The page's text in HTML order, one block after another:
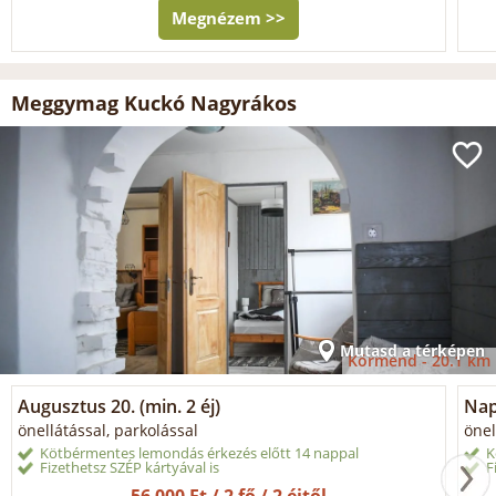
Megnézem >>
Meggymag Kuckó Nagyrákos
Mutasd a térképen
Körmend -20.1 km
Augusztus 20. (min. 2 éj)
önellátással, parkolással
Kötbérmentes lemondás érkezés előtt 14 nappal
Fizethetsz SZÉP kártyával is